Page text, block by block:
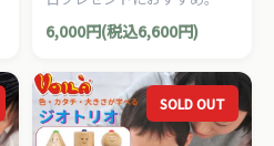
イの老舗木製玩具メーカー
Voila(ボイラ)の積み木遊びも
す。
6,000円(税込6,600円)
SOLD OUT